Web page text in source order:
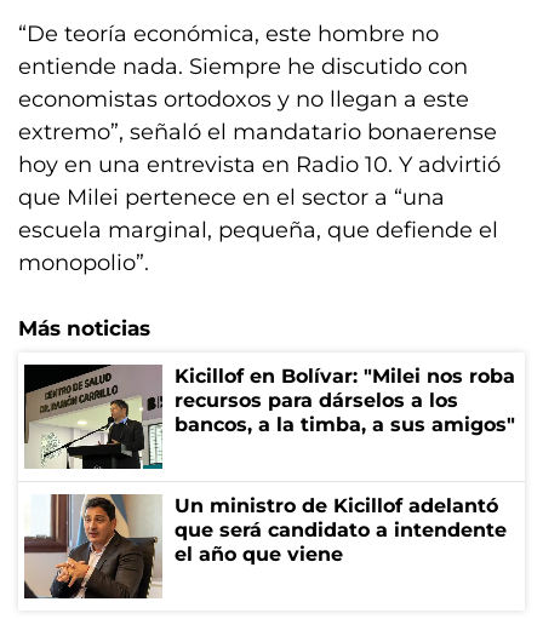
“De teoría económica, este hombre no
entiende nada. Siempre he discutido con
economistas ortodoxos y no llegan a este
extremo”, señaló el mandatario bonaerense
hoy en una entrevista en Radio 10. Y advirtió
que Milei pertenece en el sector a “una
escuela marginal, pequeña, que defiende el
monopolio”.
Más noticias
Kicillof en Bolívar: "Milei nos roba
recursos para dárselos a los
bancos, a la timba, a sus amigos"
Un ministro de Kicillof adelantó
que será candidato a intendente
el año que viene